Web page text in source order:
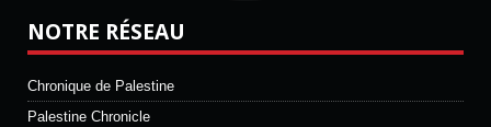
NOTRE RÉSEAU
Chronique de Palestine
Palestine Chronicle